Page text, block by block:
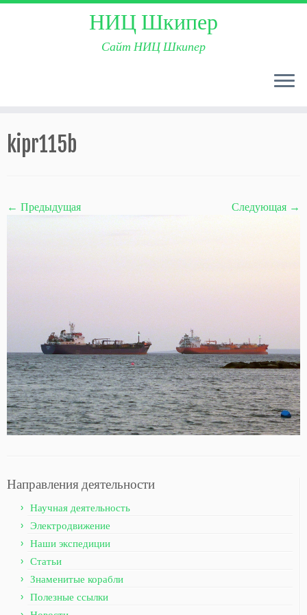
to
content
НИЦ Шкипер
Сайт НИЦ Шкипер
kipr115b
← Предыдущая Следующая →
Направления деятельности
Научная деятельность
Электродвижение
Наши экспедиции
Статьи
Знаменитые корабли
Полезные ссылки